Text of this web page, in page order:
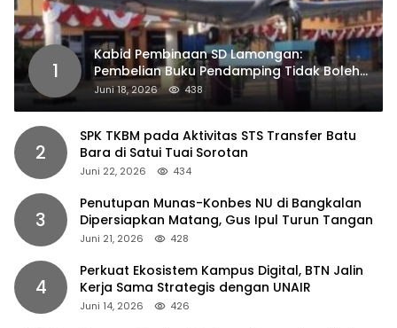
1
Kabid Pembinaan SD Lamongan:
Pembelian Buku Pendamping Tidak Boleh
Dipaksakan
Juni 18, 2026 438
2
SPK TKBM pada Aktivitas STS Transfer Batu
Bara di Satui Tuai Sorotan
Juni 22, 2026 434
3
Penutupan Munas-Konbes NU di Bangkalan
Dipersiapkan Matang, Gus Ipul Turun Tangan
Juni 21, 2026 428
4
Perkuat Ekosistem Kampus Digital, BTN Jalin
Kerja Sama Strategis dengan UNAIR
Juni 14, 2026 426